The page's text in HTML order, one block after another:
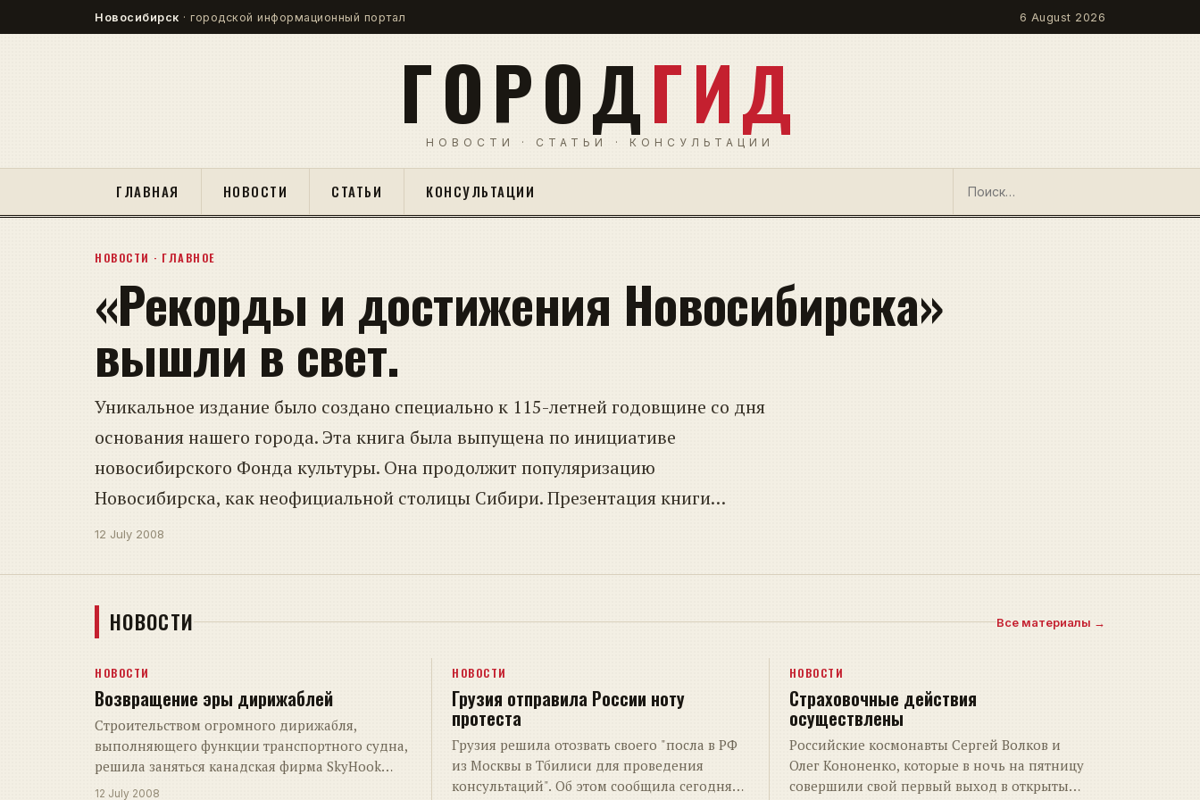
Новосибирск · городской информационный портал 6 August 2026
ГОРОДГИД
НОВОСТИ · СТАТЬИ · КОНСУЛЬТАЦИИ
ГЛАВНАЯ НОВОСТИ СТАТЬИ КОНСУЛЬТАЦИИ
НОВОСТИ · ГЛАВНОЕ
«Рекорды и достижения Новосибирска»
вышли в свет.
Уникальное издание было создано специально к 115-летней годовщине со дня
основания нашего города. Эта книга была выпущена по инициативе
новосибирского Фонда культуры. Она продолжит популяризацию
Новосибирска, как неофициальной столицы Сибири. Презентация книги…
12 July 2008
НОВОСТИ Все материалы →
НОВОСТИ
Возвращение эры дирижаблей
Строительством огромного дирижабля,
выполняющего функции транспортного судна,
решила заняться канадская фирма SkyHook
International . Серьёзность свои…
12 July 2008
НОВОСТИ
Грузия отправила России ноту
протеста
Грузия решила отозвать своего "посла в РФ
из Москвы в Тбилиси для проведения
консультаций". Об этом сообщила сегодня
НОВОСТИ
Страховочные действия
осуществлены
Российские космонавты Сергей Волков и
Олег Кононенко, которые в ночь на пятницу
совершили свой первый выход в открытый